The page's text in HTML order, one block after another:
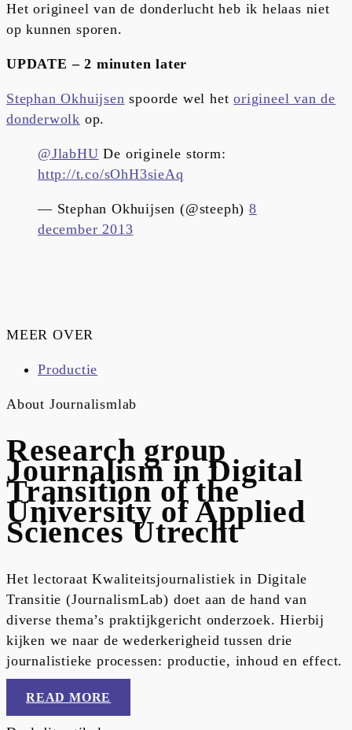
Het origineel van de donderlucht heb ik helaas niet
op kunnen sporen.
UPDATE – 2 minuten later
Stephan Okhuijsen spoorde wel hetorigineel van de
donderwolk op.
@JlabHU De originele storm:
http://t.co/sOhH3sieAq
— Stephan Okhuijsen (@steeph)8
december 2013
MEER OVER
Productie
About Journalismlab
Research group
Journalism in Digital
Transition of the
University of Applied
Sciences Utrecht
Het lectoraat Kwaliteitsjournalistiek in Digitale
Transitie (JournalismLab) doet aan de hand van
diverse thema’s praktijkgericht onderzoek. Hierbij
kijken we naar de wederkerigheid tussen drie
journalistieke processen: productie, inhoud en effect.
READ MORE